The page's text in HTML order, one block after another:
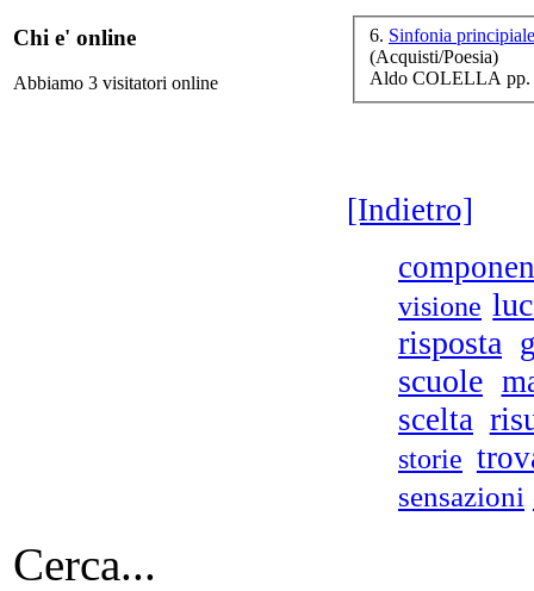
Chi e' online
Abbiamo 3 visitatori online
6. Sinfonia
(Acquisti/Poesia)
Aldo COLELLA pp.
[Indietro]
visione
risposta
scuole
scelta
storie
sensazioni
Cerca...